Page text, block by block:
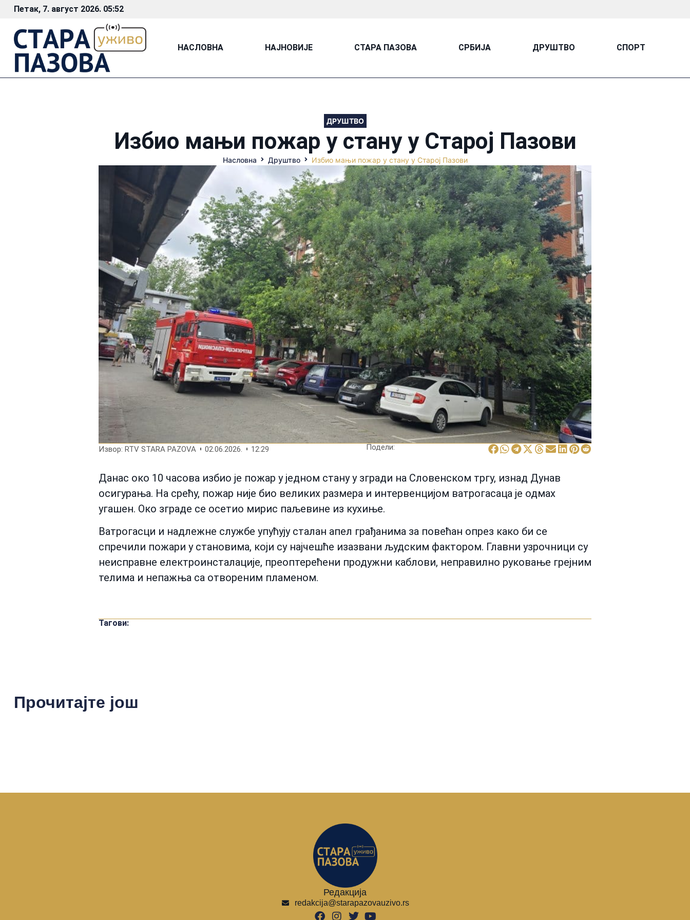
Петак, 7. август 2026. 05:52
НАСЛОВНА НАЈНОВИЈЕ СТАРА ПАЗОВА СРБИЈА ДРУШТВО СПОРТ
ДРУШТВО
Избио мањи пожар у стану у Старој Пазови
Насловна Друштво Избио мањи пожар у стану у Старој Пазови
Извор: RTV STARA PAZOVA 02.06.2026. 12:29 Подели:
Данас око 10 часова избио је пожар у једном стану у згради на Словенском тргу, изнад Дунав
осигурања. На срећу, пожар није био великих размера и интервенцијом ватрогасаца је одмах
угашен. Око зграде се осетио мирис паљевине из кухиње.
Ватрогасци и надлежне службе упућују сталан апел грађанима за повећан опрез како би се
спречили пожари у становима, који су најчешће изазвани људским фактором. Главни узрочници су
неисправне електроинсталације, преоптерећени продужни каблови, неправилно руковање грејним
телима и непажња са отвореним пламеном.
Тагови:
Прочитајте још
Редакција
redakcija@starapazovauzivo.rs